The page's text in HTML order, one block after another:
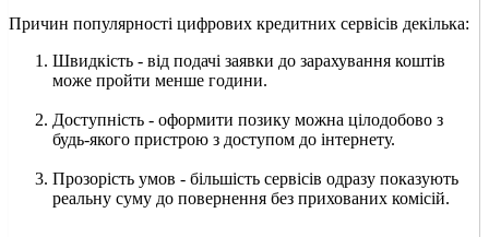
Причин популярності цифрових кредитних сервісів декілька:
Швидкість - від подачі заявки до зарахування коштів
може пройти менше години.
Доступність - оформити позику можна цілодобово з
будь-якого пристрою з доступом до інтернету.
Прозорість умов - більшість сервісів одразу показують
реальну суму до повернення без прихованих комісій.